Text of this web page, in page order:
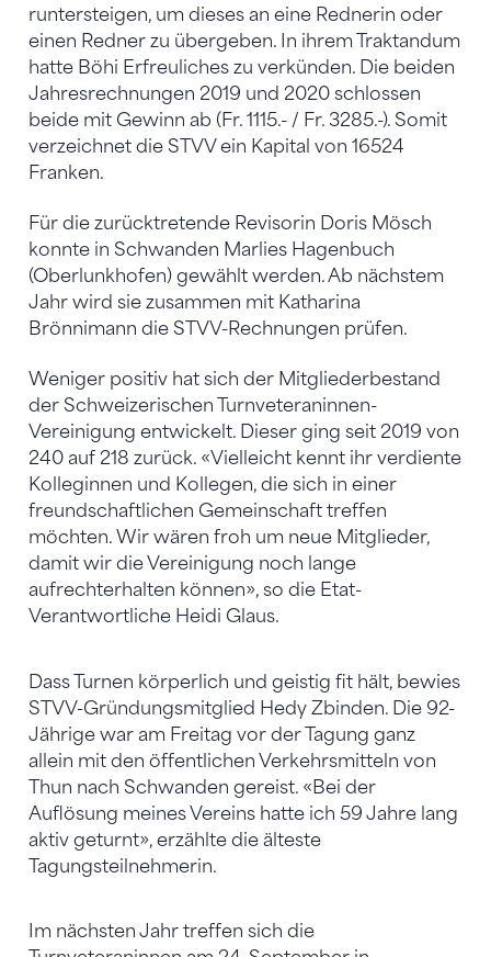
runtersteigen, um dieses an eine Rednerin oder
einen Redner zu übergeben. In ihrem Traktandum
hatte Böhi Erfreuliches zu verkünden. Die beiden
Jahresrechnungen 2019 und 2020 schlossen
beide mit Gewinn ab (Fr. 1115.- / Fr. 3285.-). Somit
verzeichnet die STVV ein Kapital von 16524
Franken.
Für die zurücktretende Revisorin Doris Mösch
konnte in Schwanden Marlies Hagenbuch
(Oberlunkhofen) gewählt werden. Ab nächstem
Jahr wird sie zusammen mit Katharina
Brönnimann die STVV-Rechnungen prüfen.
Weniger positiv hat sich der Mitgliederbestand
der Schweizerischen Turnveteraninnen-
Vereinigung entwickelt. Dieser ging seit 2019 von
240 auf 218 zurück. «Vielleicht kennt ihr verdiente
Kolleginnen und Kollegen, die sich in einer
freundschaftlichen Gemeinschaft treffen
möchten. Wir wären froh um neue Mitglieder,
damit wir die Vereinigung noch lange
aufrechterhalten können», so die Etat-
Verantwortliche Heidi Glaus.
Dass Turnen körperlich und geistig fit hält, bewies
STVV-Gründungsmitglied Hedy Zbinden. Die 92-
Jährige war am Freitag vor der Tagung ganz
allein mit den öffentlichen Verkehrsmitteln von
Thun nach Schwanden gereist. «Bei der
Auflösung meines Vereins hatte ich 59 Jahre lang
aktiv geturnt», erzählte die älteste
Tagungsteilnehmerin.
Im nächsten Jahr treffen sich die